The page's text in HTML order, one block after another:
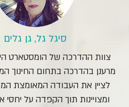
סיגל גל, גן גלים
צוות ההדרכה של הומסטארט
מרענן בהדרכה בתחום החינוך
לציין את העבודה המאומצת
ומצויינות תוך הקפדה על יחסי